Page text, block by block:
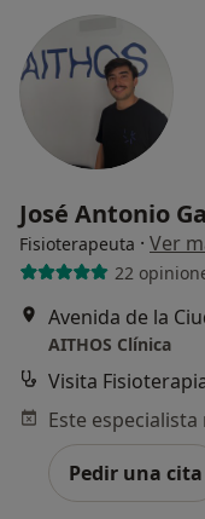
José Antonio
Fisioterapeuta · Ver
22
Avenida de la
AITHOS Clínica
Visita
Pedir una cita